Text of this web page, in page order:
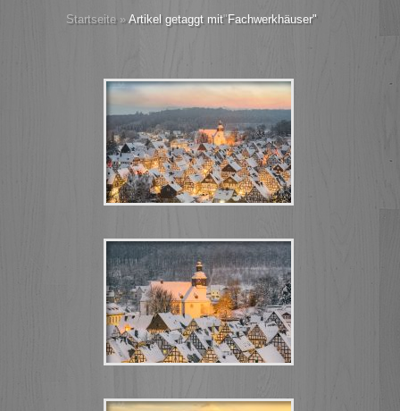
Startseite » Artikel getaggt mit"Fachwerkhäuser"